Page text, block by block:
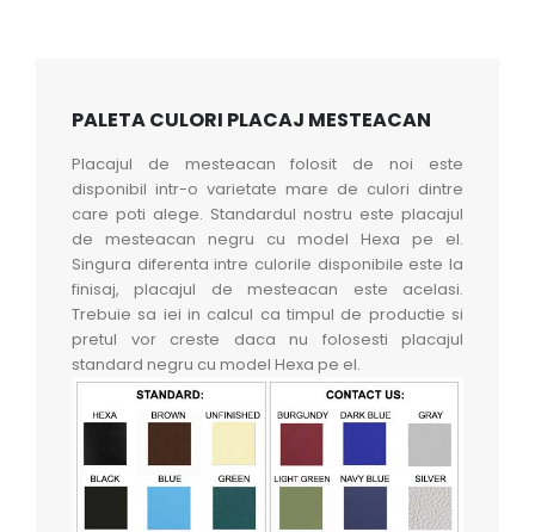
PALETA CULORI PLACAJ MESTEACAN
Placajul de mesteacan folosit de noi este
disponibil intr-o varietate mare de culori dintre
care poti alege. Standardul nostru este placajul
de mesteacan negru cu model Hexa pe el.
Singura diferenta intre culorile disponibile este la
finisaj, placajul de mesteacan este acelasi.
Trebuie sa iei in calcul ca timpul de productie si
pretul vor creste daca nu folosesti placajul
standard negru cu model Hexa pe el.